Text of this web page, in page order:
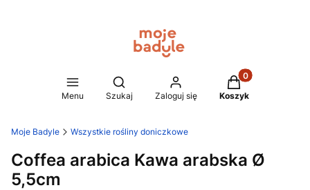
Menu
Otwórz wyszukiwarkę
Szukaj Zaloguj się
Produkty w
Koszyk
Moje Badyle Wszystkie rośliny doniczkowe
Coffea arabica Kawa arabska Ø
5,5cm